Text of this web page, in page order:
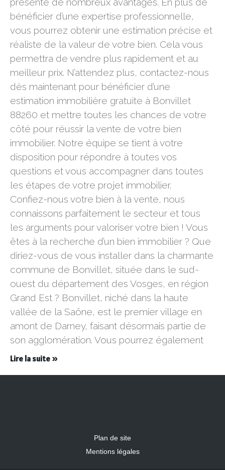
bénéficier d’une expertise professionnelle,
vous pourrez obtenir une estimation précise et
réaliste de la valeur de votre bien. Cela vous
permettra de vendre plus rapidement et au
meilleur prix. N’attendez plus, contactez-nous
dès maintenant pour bénéficier d’une
estimation immobilière gratuite à Bonvillet
88260 et mettre toutes les chances de votre
côté pour réussir la vente de votre bien
immobilier. Notre équipe se tient à votre
disposition pour répondre à toutes vos
questions et vous accompagner dans toutes
les étapes de votre projet immobilier.
Confiez-nous votre bien à la vente, nous
connaissons parfaitement le secteur et tous
les arguments pour valoriser votre bien ! Vous
êtes à la recherche d’un bien immobilier ? Que
diriez-vous de vous installer dans la charmante
commune de Bonvillet, située dans le sud-
ouest du département des Vosges, en région
Grand Est ? Bonvillet, niché dans la haute
vallée de la Saône, est le premier village en
amont de Darney, faisant désormais partie de
son agglomération. Vous pourrez également
Lire la suite »
Plan de site
Mentions légales